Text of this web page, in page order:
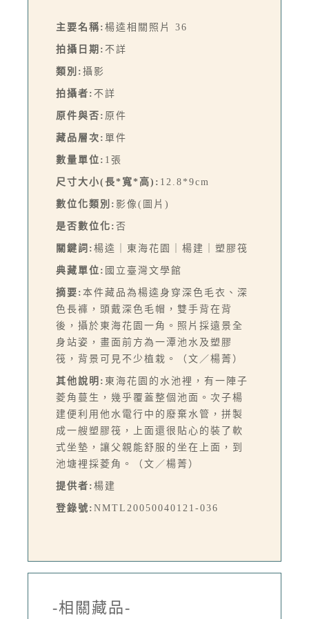
主要名稱: 楊逵相關照片 36
拍攝日期: 不詳
類別: 攝影
拍攝者: 不詳
原件與否: 原件
藏品層次: 單件
數量單位: 1張
尺寸大小(長*寬*高): 12.8*9cm
數位化類別: 影像(圖片)
是否數位化: 否
關鍵詞: 楊逵｜東海花園｜楊建｜塑膠筏
典藏單位: 國立臺灣文學館
摘要: 本件藏品為楊逵身穿深色毛衣、深
色長褲，頭戴深色毛帽，雙手背在背
後，攝於東海花園一角。照片採遠景全
身站姿，畫面前方為一潭池水及塑膠
筏，背景可見不少植栽。（文／楊菁）
其他說明: 東海花園的水池裡，有一陣子
菱角蔓生，幾乎覆蓋整個池面。次子楊
建便利用他水電行中的廢棄水管，拼製
成一艘塑膠筏，上面還很貼心的裝了軟
式坐墊，讓父親能舒服的坐在上面，到
池塘裡採菱角。（文／楊菁）
提供者: 楊建
登錄號: NMTL20050040121-036
-相關藏品-